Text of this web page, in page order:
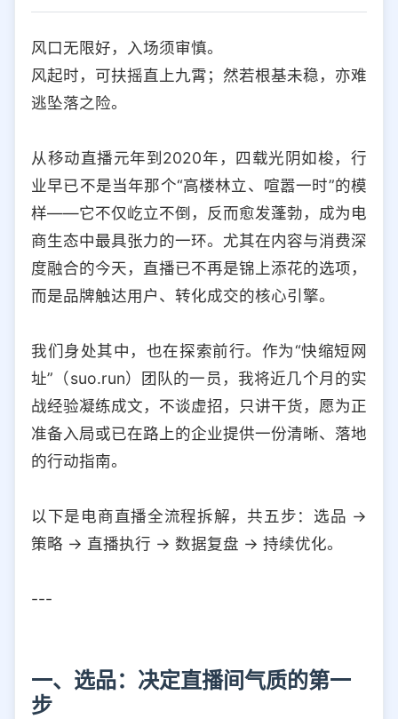
选择防红平台类型，避免链接被拦截
iOS Android PC 其他
选择允许访问的平台类型
风口无限好，入场须审慎。
风起时，可扶摇直上九霄；然若根基未稳，亦难
逃坠落之险。
从移动直播元年到2020年，四载光阴如梭，行
业早已不是当年那个“高楼林立、喧嚣一时”的模
样——它不仅屹立不倒，反而愈发蓬勃，成为电
商生态中最具张力的一环。尤其在内容与消费深
度融合的今天，直播已不再是锦上添花的选项，
而是品牌触达用户、转化成交的核心引擎。
我们身处其中，也在探索前行。作为“快缩短网
址”（suo.run）团队的一员，我将近几个月的实
战经验凝练成文，不谈虚招，只讲干货，愿为正
准备入局或已在路上的企业提供一份清晰、落地
的行动指南。
以下是电商直播全流程拆解，共五步：选品 →
策略 → 直播执行 → 数据复盘 → 持续优化。
---
一、选品：决定直播间气质的第一
步